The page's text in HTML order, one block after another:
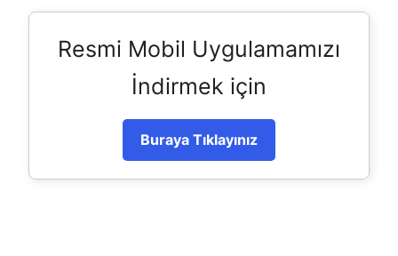
Resmi Mobil Uygulamamızı
İndirmek için
Buraya Tıklayınız